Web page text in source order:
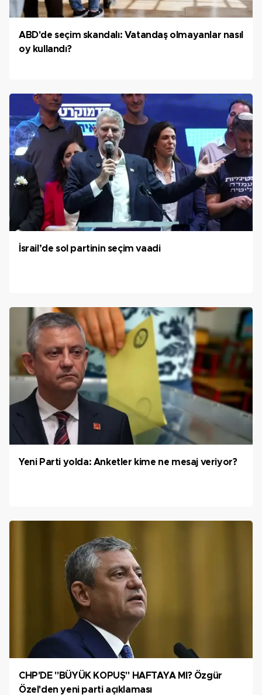
ABD'de seçim skandalı: Vatandaş olmayanlar nasıl
oy kullandı?
İsrail’de sol partinin seçim vaadi
Yeni Parti yolda: Anketler kime ne mesaj veriyor?
CHP'DE "BÜYÜK KOPUŞ" HAFTAYA MI? Özgür
Özel'den yeni parti açıklaması